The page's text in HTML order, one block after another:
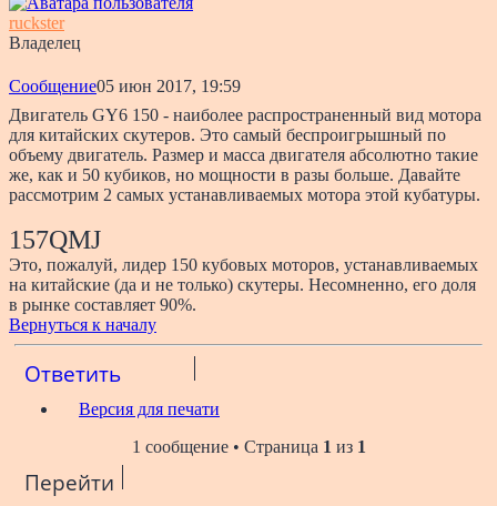
ruckster
Владелец
Сообщение05 июн 2017, 19:59
Двигатель GY6 150 - наиболее распространенный вид мотора
для китайских скутеров. Это самый беспроигрышный по
объему двигатель. Размер и масса двигателя абсолютно такие
же, как и 50 кубиков, но мощности в разы больше. Давайте
рассмотрим 2 самых устанавливаемых мотора этой кубатуры.
157QMJ
Это, пожалуй, лидер 150 кубовых моторов, устанавливаемых
на китайские (да и не только) скутеры. Несомненно, его доля
в рынке составляет 90%.
Вернуться к началу
Ответить
Версия для печати
1 сообщение • Страница 1 из 1
Перейти